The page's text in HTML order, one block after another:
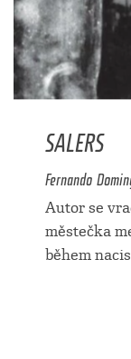
SALERS
Fernando
Autor se
městečka
během